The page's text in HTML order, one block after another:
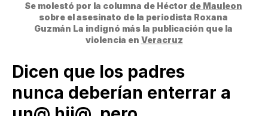
Se molestó por la columna de Héctor de Mauleon
sobre el asesinato de la periodista Roxana
Guzmán La indignó más la publicación que la
violencia en Veracruz
Dicen que los padres
nunca deberían enterrar a